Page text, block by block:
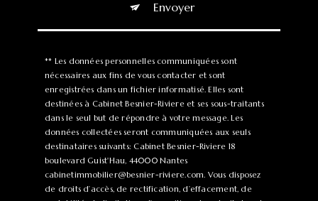
Envoyer
** Les données personnelles communiquées sont
nécessaires aux fins de vous contacter et sont
enregistrées dans un fichier informatisé. Elles sont
destinées à Cabinet Besnier-Riviere et ses sous-traitants
dans le seul but de répondre à votre message. Les
données collectées seront communiquées aux seuls
destinataires suivants: Cabinet Besnier-Riviere 18
boulevard Guist'Hau, 44000 Nantes
cabinetimmobilier@besnier-riviere.com. Vous disposez
de droits d’accès, de rectification, d’effacement, de